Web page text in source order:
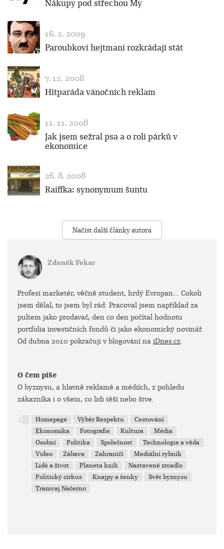
Nákupy pod střechou My
16. 2. 2009
Paroubkovi hejtmani rozkrádají stát
7. 12. 2008
Hitparáda vánočních reklam
11. 11. 2008
Jak jsem sežral psa a o roli párků v
ekonomice
26. 8. 2008
Raiffka: synonymum šuntu
Načíst další články autora
Zdeněk Fekar
Profesí marketér, věčně student, hrdý Evropan... Cokoli
jsem dělal, to jsem byl rád: Pracoval jsem například za
pultem jako prodavač, den co den počítal hodnotu
portfolia investičních fondů či jako ekonomický novinář.
Od dubna 2010 pokračuji v blogování na iDnes.cz.
O čem píše
O byznysu, a hlavně reklamě a médiích, z pohledu
zákazníka i o všem, co lidi těší nebo štve.
Homepage Výběr Respektu
Cestování
Ekonomika
Fotografie Kultura
Média
Osobní
Politika Společnost
Technologie a věda
Video
Zábava Zahraničí
Mediální rybník
Lidé a život
Planeta knih
Nastavené zrcadlo
Politický cirkus
Knajpy a šenky
Svět byznysu
Tramvaj Načerno